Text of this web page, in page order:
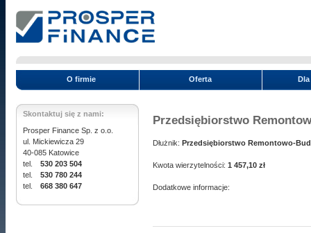
O firmie Oferta
Skontaktuj się z nami:
Prosper Finance Sp. z o.o.
ul. Mickiewicza 29
40-085 Katowice
tel.
530 203 504
tel.
530 780 244
tel.
668 380 647
Przedsiębiorstwo
Dłużnik: Przedsiębiorstwo Remontowo-
Kwota wierzytelności: 1 457,10 zł
Dodatkowe informacje: